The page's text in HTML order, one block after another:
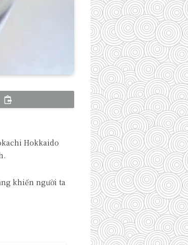
Hokkaido
khiến người ta
(29)
(27)
(110)
(185)
(29)
(128)
(33)
(33)
(35)
(58)
(95)
(83)